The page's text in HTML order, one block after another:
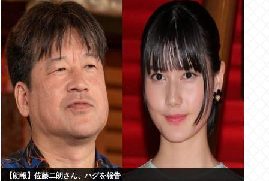
【朗報】佐藤二朗さん、ハグを報告